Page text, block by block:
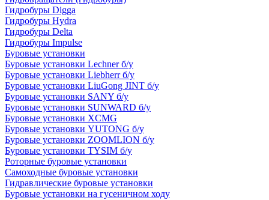
Гидробуры Digga
Гидробуры Hydra
Гидробуры Delta
Гидробуры Impulse
Буровые установки
Буровые установки Lechner б/у
Буровые установки Liebherr б/у
Буровые установки LiuGong JINT б/у
Буровые установки SANY б/у
Буровые установки SUNWARD б/у
Буровые установки XCMG
Буровые установки YUTONG б/у
Буровые установки ZOOMLION б/у
Буровые установки TYSIM б/у
Роторные буровые установки
Самоходные буровые установки
Гидравлические буровые установки
Буровые установки на гусеничном ходу